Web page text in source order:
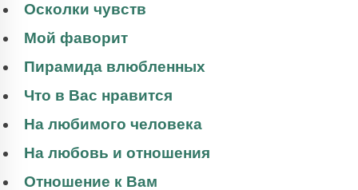
Осколки чувств
Мой фаворит
Пирамида влюбленных
Что в Вас нравится
На любимого человека
На любовь и отношения
Отношение к Вам